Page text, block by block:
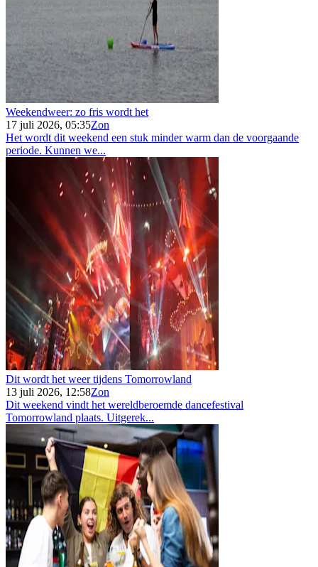
Weekendweer: zo fris wordt het
17 juli 2026, 05:35Zon
Het wordt dit weekend een stuk minder warm dan de voorgaande
periode. Kunnen we...
Dit wordt het weer tijdens Tomorrowland
13 juli 2026, 12:58Zon
Dit weekend vindt het wereldberoemde dancefestival
Tomorrowland plaats. Uitgerek...